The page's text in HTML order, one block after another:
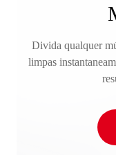
Divida qualquer
limpas